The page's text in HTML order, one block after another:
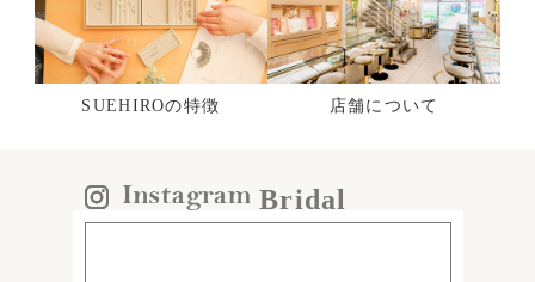
SUEHIROの特徴 店舗について
Bridal